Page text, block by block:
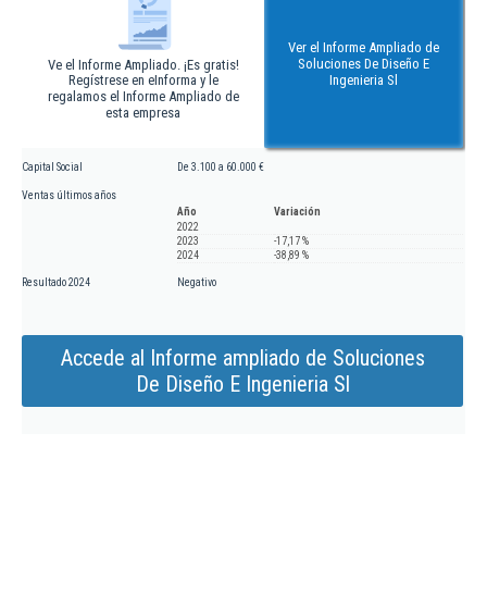
Ve el Informe Ampliado. ¡Es gratis!
Regístrese en eInforma y le
regalamos el Informe Ampliado de
esta empresa
Ver el Informe Ampliado de
Soluciones De Diseño E
Ingenieria Sl
Capital Social De 3.100 a 60.000 €
Ventas últimos años
Año
Variación
2022
2023
-17,17 %
2024
-38,89 %
Resultado 2024 Negativo
Accede al Informe ampliado de Soluciones
De Diseño E Ingenieria Sl